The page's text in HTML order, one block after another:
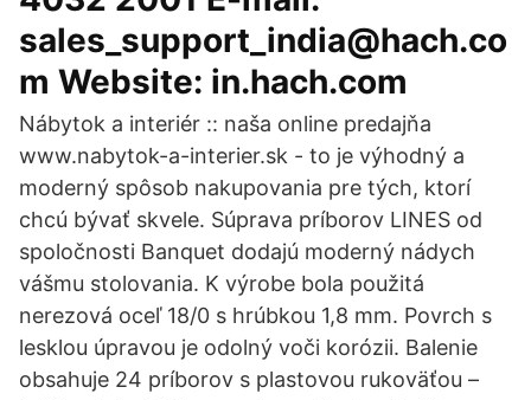
sales_support_india@hach.co
m Website: in.hach.com
Nábytok a interiér :: naša online predajňa
www.nabytok-a-interier.sk - to je výhodný a
moderný spôsob nakupovania pre tých, ktorí
chcú bývať skvele. Súprava príborov LINES od
spoločnosti Banquet dodajú moderný nádych
vášmu stolovania. K výrobe bola použitá
nerezová oceľ 18/0 s hrúbkou 1,8 mm. Povrch s
lesklou úpravou je odolný voči korózii. Balenie
obsahuje 24 príborov s plastovou rukoväťou –